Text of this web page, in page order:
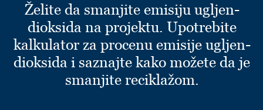
Želite da smanjite emisiju ugljen-
dioksida na projektu. Upotrebite
kalkulator za procenu emisije ugljen-
dioksida i saznajte kako možete da je
smanjite reciklažom.